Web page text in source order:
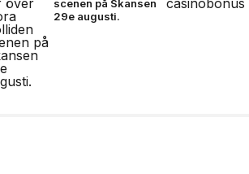
scenen på Skansen
29e augusti.